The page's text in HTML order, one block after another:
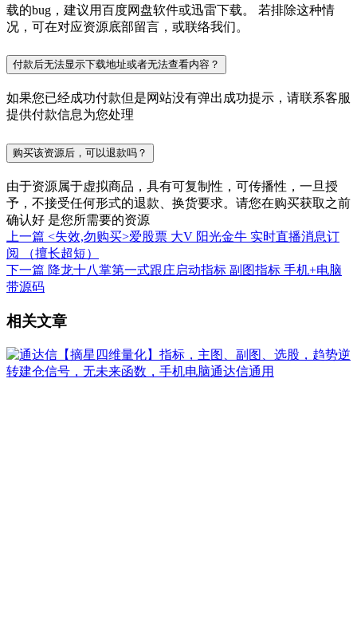
载的bug，建议用百度网盘软件或迅雷下载。 若排除这种情
况，可在对应资源底部留言，或联络我们。
付款后无法显示下载地址或者无法查看内容？
如果您已经成功付款但是网站没有弹出成功提示，请联系客服
提供付款信息为您处理
购买该资源后，可以退款吗？
由于资源属于虚拟商品，具有可复制性，可传播性，一旦授
予，不接受任何形式的退款、换货要求。请您在购买获取之前
确认好 是您所需要的资源
上一篇 <失效,勿购买>爱股票 大V 阳光金牛 实时直播消息订
阅 （擅长超短）
下一篇 降龙十八掌第一式跟庄启动指标 副图指标 手机+电脑
带源码
相关文章